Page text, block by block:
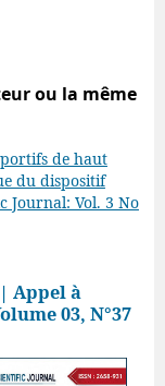
ou la même
de haut
du dispositif
Journal: Vol. 3 No
Appel à
03, N°37